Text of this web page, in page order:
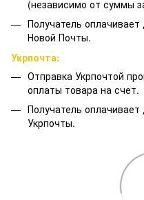
(независимо от суммы
Получатель
Новой Почты.
Укрпочта:
Отправка Укрпочтой
оплаты товара на счет.
Получатель
Укрпочты.